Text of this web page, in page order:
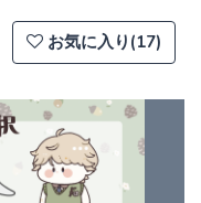
お気に入り(17)